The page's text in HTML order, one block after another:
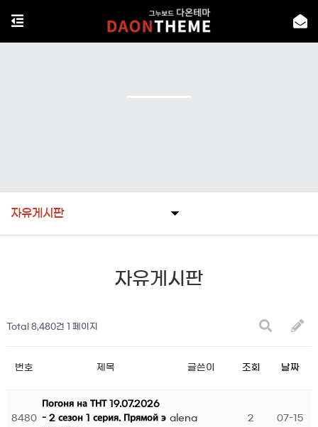
자유게시판
자유게시판
Total 8,480건 1 페이지
번호 제목 글쓴이 조회 날짜
8480
Погоня на ТНТ 19.07.2026
- 2 сезон 1 серия. Прямой э alena 2 07-15